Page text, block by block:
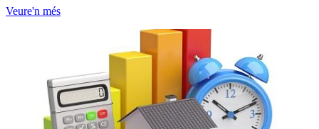
Veure'n més